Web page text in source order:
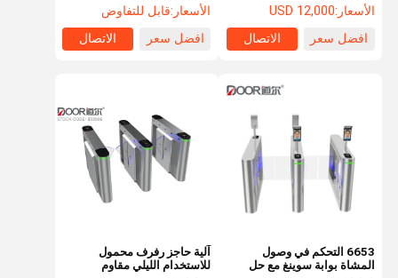
الأسعار:USD 12,000
افضل سعر
الاتصال
الأسعار:قابل للتفاوض
افضل سعر
الاتصال
6653 التحكم في وصول
المشاة بوابة سوينغ مع حل
آلية حاجز رفرف محمول
للاستخدام الليلي مقاوم